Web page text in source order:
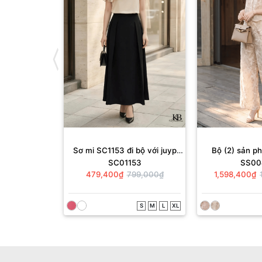
Sơ mi SC1153 đi bộ với juyp
JD643
SC01153
479,400₫ 799,000₫
S M L XL
Bộ (2) sản
1,598,400₫